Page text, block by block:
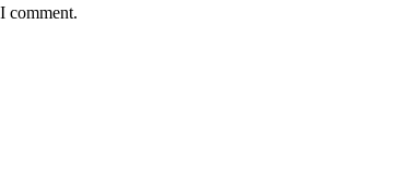
comment.